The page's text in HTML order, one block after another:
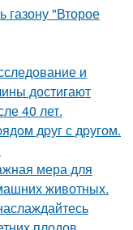
газону "Второе
и
достигают
40 лет.
дpуг с дpугом.
мера для
животных.